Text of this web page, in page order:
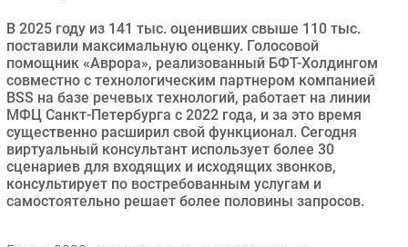
Гаджеты
Здоровье
РАЗДЕЛЫ
Новости
Аналитика
Интервью
В 2025 году из 141 тыс. оценивших свыше 110 тыс.
поставили максимальную оценку. Голосовой
помощник «Аврора», реализованный БФТ-Холдингом
совместно с технологическим партнером компанией
BSS на базе речевых технологий, работает на линии
МФЦ Санкт-Петербурга с 2022 года, и за это время
существенно расширил свой функционал. Сегодня
виртуальный консультант использует более 30
сценариев для входящих и исходящих звонков,
консультирует по востребованным услугам и
самостоятельно решает более половины запросов.